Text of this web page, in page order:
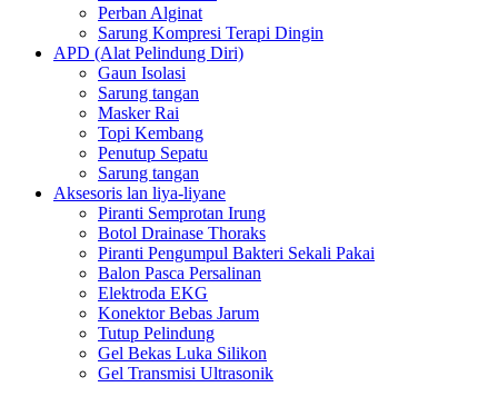
Perban Alginat
Sarung Kompresi Terapi Dingin
APD (Alat Pelindung Diri)
Gaun Isolasi
Sarung tangan
Masker Rai
Topi Kembang
Penutup Sepatu
Sarung tangan
Aksesoris lan liya-liyane
Piranti Semprotan Irung
Botol Drainase Thoraks
Piranti Pengumpul Bakteri Sekali Pakai
Balon Pasca Persalinan
Elektroda EKG
Konektor Bebas Jarum
Tutup Pelindung
Gel Bekas Luka Silikon
Gel Transmisi Ultrasonik